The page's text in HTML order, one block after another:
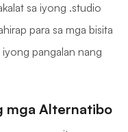
sa iyong .studio
para sa mga bisita
iyong pangalan nang
mga Alternatibo